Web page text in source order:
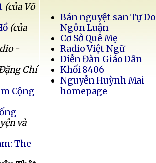
(của Võ
(của
-
Chí
Cộng
và
The
Bán nguyệt san Tự Do
Ngôn Luận
Cơ Sở Quê Mẹ
Radio Việt Ngữ
Diễn Đàn Giáo Dân
Khối 8406
Nguyễn Huỳnh Mai
homepage